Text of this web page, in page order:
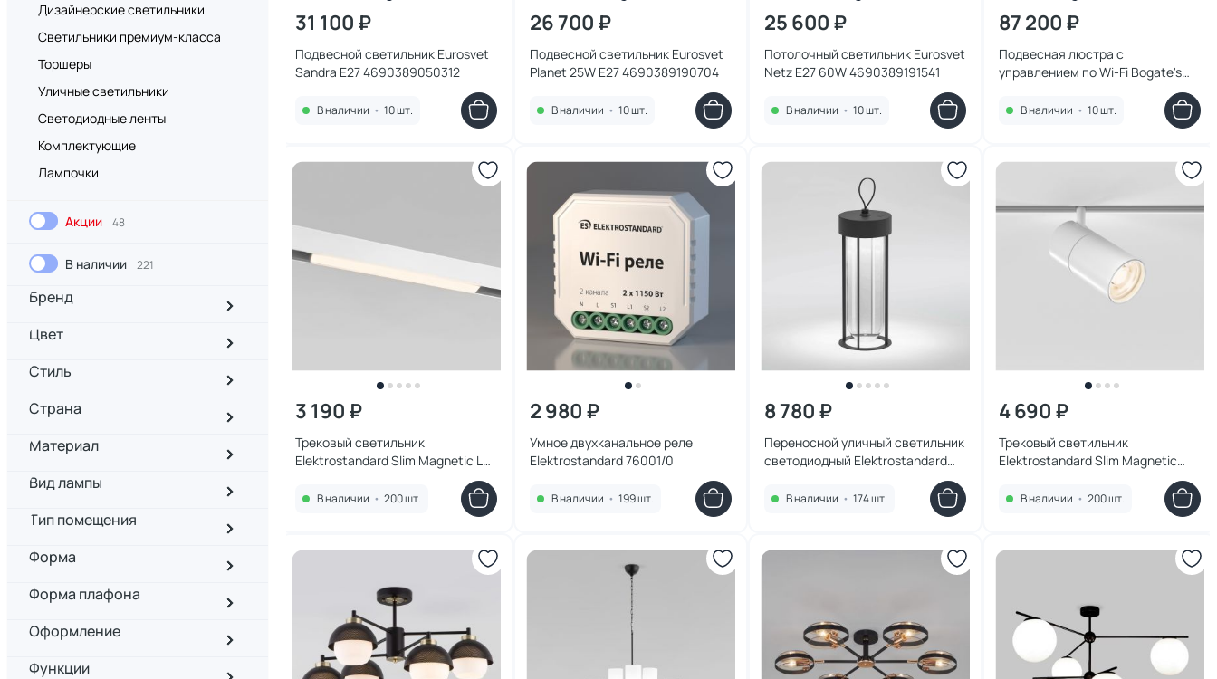
Дизайнерские светильники
Светильники премиум-класса
Торшеры
Уличные светильники
Светодиодные ленты
Комплектующие
Лампочки
Акции 48
В наличии 221
Бренд
Цвет
Стиль
Страна
Материал
Вид лампы
Тип помещения
Форма
Форма плафона
Оформление
Функции
31 100 ₽
Подвесной светильник Eurosvet
Sandra E27 4690389050312
В наличии • 10 шт.
26 700 ₽
Подвесной светильник Eurosvet
Planet 25W E27 4690389190704
В наличии • 10 шт.
25 600 ₽
Потолочный светильник Eurosvet
Netz E27 60W 4690389191541
В наличии • 10 шт.
87 200 ₽
Подвесная люстра с
управлением по Wi-Fi Bogate's
Galicia 60W E14 4690389172045
В наличии • 10 шт.
3 190 ₽
Трековый светильник
Elektrostandard Slim Magnetic L01
10W 3000K 85000/01 85000/01
белыйВ наличии • 200 шт.
2 980 ₽
Умное двухканальное реле
Elektrostandard 76001/0
В наличии • 199 шт.
8 780 ₽
Переносной уличный светильник
светодиодный Elektrostandard
В наличии • 174 шт.
4 690 ₽
Трековый светильник
Elektrostandard Slim Magnetic
R02 12W 3000K 85012/01 белый
В наличии • 200 шт.